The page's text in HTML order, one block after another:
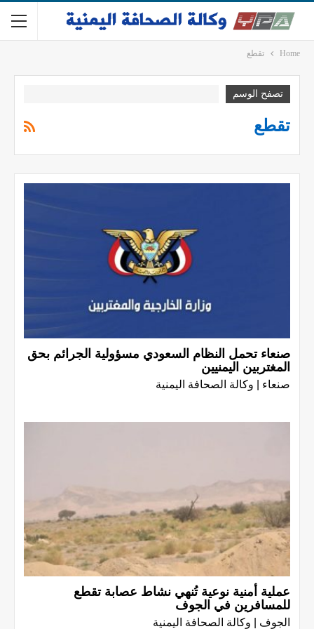
Home تقطع
تصفح الوسم
تقطع
صنعاء تحمل النظام السعودي مسؤولية الجرائم بحق
المغتربين اليمنيين
صنعاء | وكالة الصحافة اليمنية
عملية أمنية نوعية تُنهي نشاط عصابة تقطع
للمسافرين في الجوف
الجوف | وكالة الصحافة اليمنية